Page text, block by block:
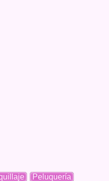
Peluquería